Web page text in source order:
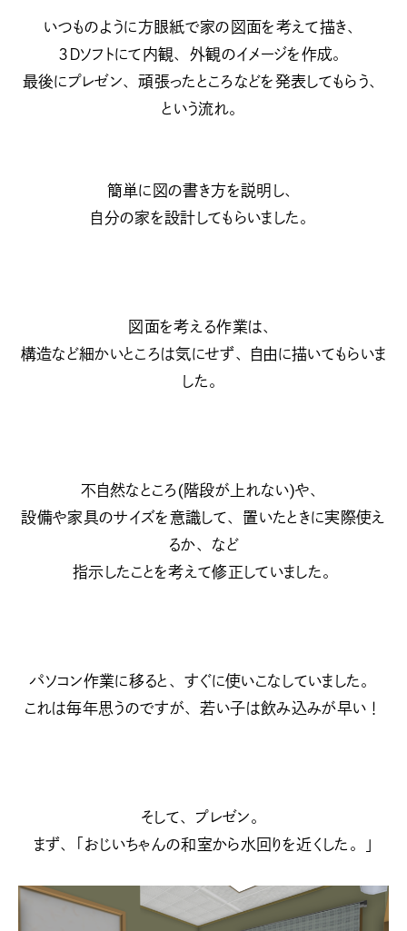
いつものように方眼紙で家の図面を考えて描き、
３Ｄソフトにて内観、外観のイメージを作成。
最後にプレゼン、頑張ったところなどを発表してもらう、
という流れ。
簡単に図の書き方を説明し、
自分の家を設計してもらいました。
図面を考える作業は、
構造など細かいところは気にせず、自由に描いてもらいま
した。
不自然なところ(階段が上れない)や、
設備や家具のサイズを意識して、置いたときに実際使え
るか、など
指示したことを考えて修正していました。
パソコン作業に移ると、すぐに使いこなしていました。
これは毎年思うのですが、若い子は飲み込みが早い！
そして、プレゼン。
まず、「おじいちゃんの和室から水回りを近くした。」